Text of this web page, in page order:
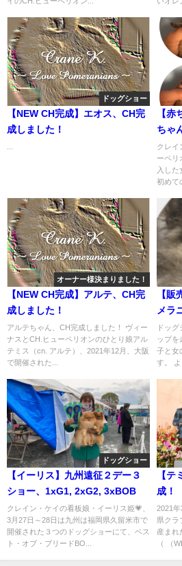
ドッグショー
【NEW CH完成】エオス、CH完
成しました！
【
ちゃ
クレイ
ーペリ
入した
初めて
オーナー様決まりました！
【NEW CH完成】アルテ、CH完
成しました！
アルテちゃん、CH完成しました！ ヴィー
ナスとCH.ヒューペリオンのひとり娘アル
テミス（cn. アルテ）、2021年12月、大阪
で開催された...
【
メラ
（男
ます
ドッ
ップを
子と女
す。 よ
ドッグショー
【イーリス】九州遠征２デー３
ショー、1xG1, 2xG2, 3xBOB
クレイン・ケイの看板娘・イーリス姫💗、
3月27日～28日は九州は福岡県久留米市で
開催された３つのドッグショーにて、ベス
ト・オブ・ブリードBO...
【
成！
2021
県クラ
産まれ
（ （